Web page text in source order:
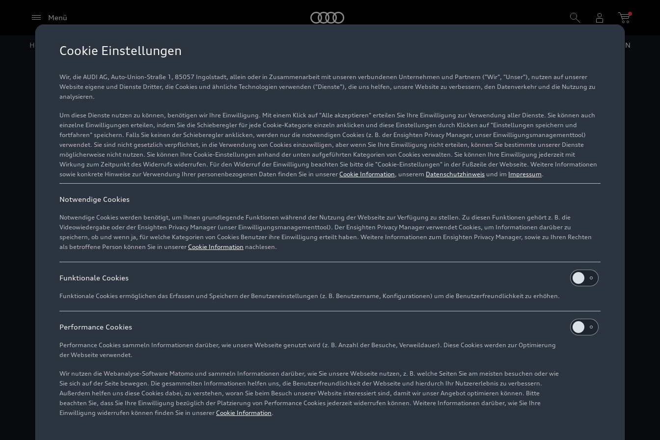
Menü
Home Audi Media Center Fotos EN
FelGAN – KI trifft Design
Foto 12.12.2022
Cookie Einstellungen
Wir, die AUDI AG, Auto-Union-Straße 1, 85057 Ingolstadt, allein oder in Zusammenarbeit mit unseren verbundenen Unternehmen und Partnern ("Wir", "Unser"), nutzen auf unserer
Website eigene und Dienste Dritter, die Cookies und ähnliche Technologien verwenden ("Dienste"), die uns helfen, unsere Website zu verbessern, den Datenverkehr und die Nutzung zu
analysieren.
Um diese Dienste nutzen zu können, benötigen wir Ihre Einwilligung. Mit einem Klick auf "Alle akzeptieren" erteilen Sie Ihre Einwilligung zur Verwendung aller Dienste. Sie können auch
einzelne Einwilligungen erteilen, indem Sie die Schieberegler für jede Cookie-Kategorie einzeln anklicken und diese Einstellungen durch Klicken auf "Einstellungen speichern und
fortfahren" speichern. Falls Sie keinen der Schieberegler anklicken, werden nur die notwendigen Cookies (z. B. der Ensighten Privacy Manager, unser Einwilligungsmanagementtool)
verwendet. Sie sind nicht gesetzlich verpflichtet, in die Verwendung von Cookies einzuwilligen, aber wenn Sie Ihre Einwilligung nicht erteilen, können Sie bestimmte unserer Dienste
möglicherweise nicht nutzen. Sie können Ihre Cookie-Einstellungen anhand der unten aufgeführten Kategorien von Cookies verwalten. Sie können Ihre Einwilligung jederzeit mit
Wirkung zum Zeitpunkt des Widerrufs widerrufen. Für den Widerruf der Einwilligung beachten Sie bitte die "Cookie-Einstellungen" in der Fußzeile der Webseite. Weitere Informationen
sowie konkrete Hinweise zur Verwendung Ihrer personenbezogenen Daten finden Sie in unserer Cookie Information, unserem Datenschutzhinweis und im Impressum.
Notwendige Cookies
Notwendige Cookies werden benötigt, um Ihnen grundlegende Funktionen während der Nutzung der Webseite zur Verfügung zu stellen. Zu diesen Funktionen gehört z. B. die
Videowiedergabe oder der Ensighten Privacy Manager (unser Einwilligungsmanagementtool). Der Ensighten Privacy Manager verwendet Cookies, um Informationen darüber zu
speichern, ob und wenn ja, für welche Kategorien von Cookies Benutzer ihre Einwilligung erteilt haben. Weitere Informationen zum Ensighten Privacy Manager, sowie zu Ihren Rechten
als betroffene Person können Sie in unserer Cookie Information nachlesen.
Funktionale Cookies
Funktionale Cookies ermöglichen das Erfassen und Speichern der Benutzereinstellungen (z. B. Benutzername, Konfigurationen) um die Benutzerfreundlichkeit zu erhöhen.
Performance Cookies
Performance Cookies sammeln Informationen darüber, wie unsere Webseite genutzt wird (z. B. Anzahl der Besuche, Verweildauer). Diese Cookies werden zur Optimierung
der Webseite verwendet.
Wir nutzen die Webanalyse-Software Matomo und sammeln Informationen darüber, wie Sie unsere Webseite nutzen, z. B. welche Seiten Sie am meisten besuchen oder wie
Sie sich auf der Seite bewegen. Die gesammelten Informationen helfen uns, die Benutzerfreundlichkeit der Webseite und hierdurch Ihr Nutzererlebnis zu verbessern.
Außerdem helfen uns diese Cookies dabei, zu verstehen, woran Sie beim Besuch unserer Website interessiert sind, damit wir unser Angebot optimieren können. Bitte
beachten Sie, dass Sie Ihre Einwilligung bezüglich der Platzierung von Performance Cookies jederzeit widerrufen können. Weitere Informationen darüber, wie Sie Ihre
Einwilligung widerrufen können finden Sie in unserer Cookie Information.